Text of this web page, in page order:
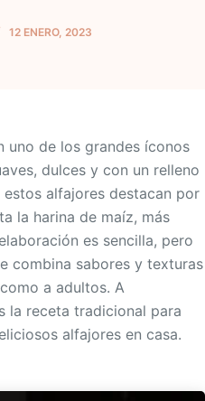
12 ENERO, 2023
uno de los grandes íconos
dulces y con un relleno
alfajores destacan por
la harina de maíz, más
es sencilla, pero
combina sabores y texturas
a adultos. A
la receta tradicional para
alfajores en casa.